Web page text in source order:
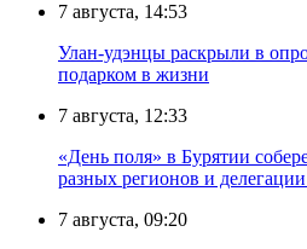
7 августа, 14:53
Улан-удэнцы раскрыли в
подарком в жизни
7 августа, 12:33
«День поля» в Бурятии
разных регионов и
7 августа, 09:20